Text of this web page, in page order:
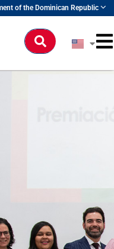
of the Dominican Republic
Buscar